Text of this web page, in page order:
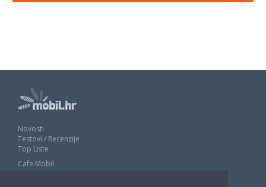
Novosti
Testovi / Recenzije
Top Liste
Cafe Mobil